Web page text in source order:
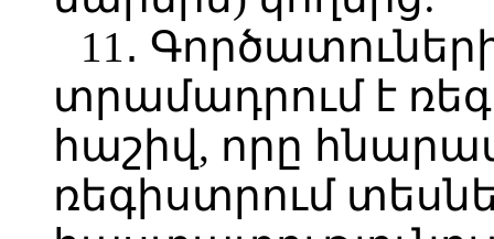
11․
տրամադրում է
հաշիվ, որը
ռեգիստրում